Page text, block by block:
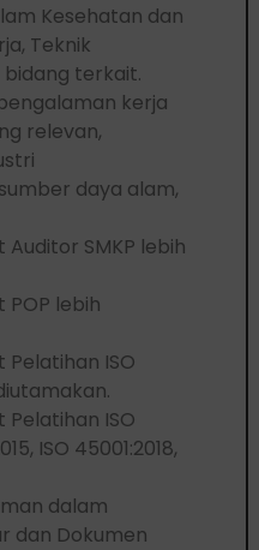
Kesehatan dan
Teknik
bidang terkait.
kerja
relevan,
daya alam,
SMKP lebih
POP lebih
ISO
ISO
ISO 45001:2018,
dalam
dan Dokumen